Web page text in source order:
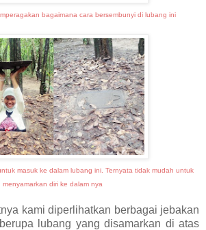
bagaimana cara bersembunyi di lubang ini
masuk ke dalam lubang ini. Ternyata tidak mudah untuk
menyamarkan diri ke dalam nya
kami diperlihatkan berbagai jebakan
lubang yang disamarkan di atas